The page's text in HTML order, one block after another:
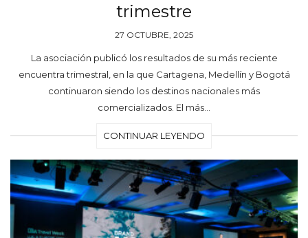
trimestre
27 OCTUBRE, 2025
La asociación publicó los resultados de su más reciente
encuentra trimestral, en la que Cartagena, Medellín y Bogotá
continuaron siendo los destinos nacionales más
comercializados. El más…
CONTINUAR LEYENDO